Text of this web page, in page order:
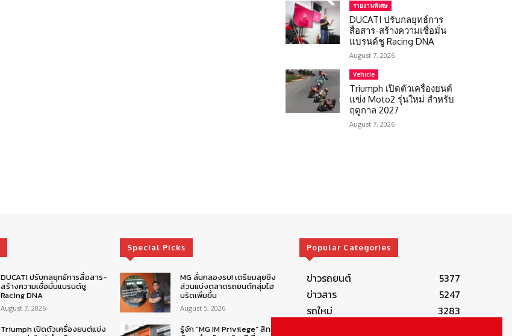
รายงานพิเศษ
DUCATI ปรับกลยุทธ์การ
สื่อสาร-สร้างความเชื่อมั่น
แบรนด์ชู Racing DNA
August 7, 2026
Vehicle
Triumph เปิดตัวเครื่องยนต์
แข่ง Moto2 รุ่นใหม่ สำหรับ
ฤดูกาล 2027
August 7, 2026
DUCATI ปรับกลยุทธ์การสื่อสาร-
สร้างความเชื่อมั่นแบรนด์ชู
Racing DNA
August 7, 2026
Triumph เปิดตัวเครื่องยนต์แข่ง
Special Picks
MG ลั่นกลองรบ! เตรียมลุยชิง
ส่วนแบ่งตลาดรถยนต์กลุ่มไฮ
บริดเพิ่มขึ้น
August 5, 2026
รู้จัก “MG IM Privilege” สิทธิ
Popular Categories
ข่าวรถยนต์
5377
ข่าวสาร
5247
รถใหม่
3283